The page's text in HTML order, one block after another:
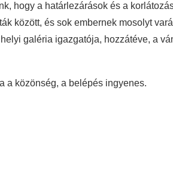
hogy a határlezárások és a
között, és sok embernek mosolyt
galéria igazgatója, hozzátéve, a
a közönség, a belépés ingyenes.